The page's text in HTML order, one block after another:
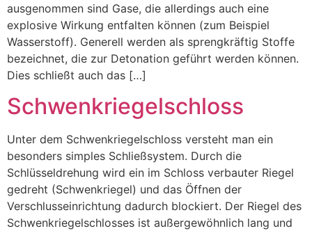
ausgenommen sind Gase, die allerdings auch eine
explosive Wirkung entfalten können (zum Beispiel
Wasserstoff). Generell werden als sprengkräftig Stoffe
bezeichnet, die zur Detonation geführt werden können.
Dies schließt auch das […]
Schwenkriegelschloss
Unter dem Schwenkriegelschloss versteht man ein
besonders simples Schließsystem. Durch die
Schlüsseldrehung wird ein im Schloss verbauter Riegel
gedreht (Schwenkriegel) und das Öffnen der
Verschlusseinrichtung dadurch blockiert. Der Riegel des
Schwenkriegelschlosses ist außergewöhnlich lang und